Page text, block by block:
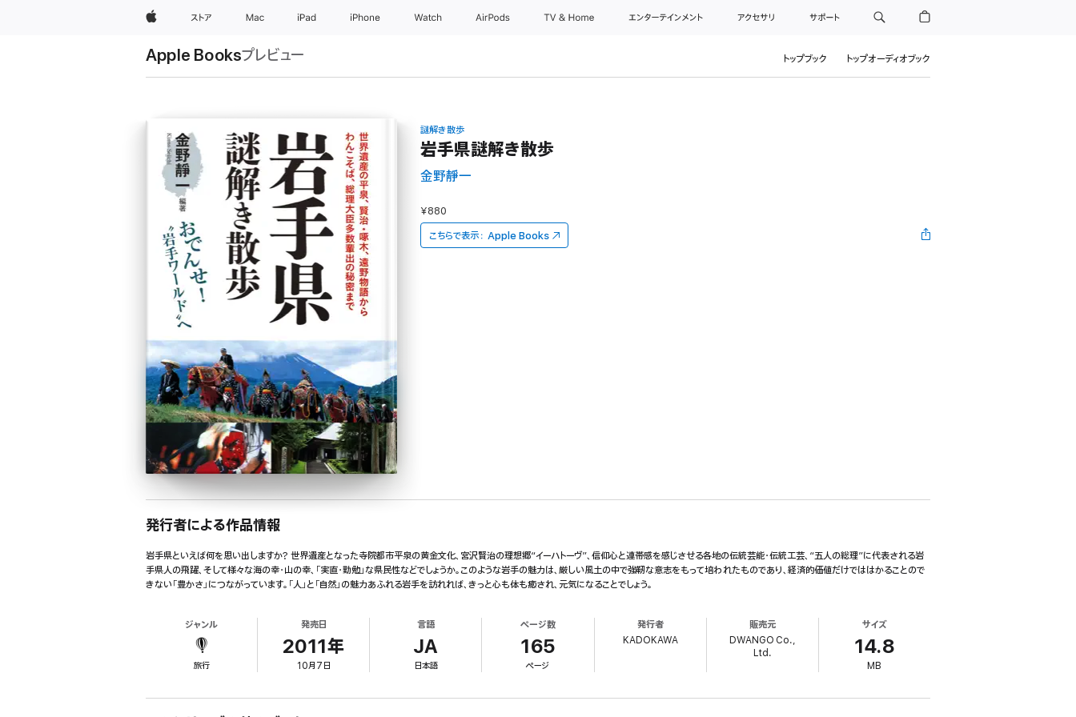
Appleストア Mac iPad iPhone Watch AirPods TV & Home エンターテインメント アクセサリ サポート
Apple Booksプレビュー トップブック トップオーディオブック
謎解き散歩
岩手県謎解き散歩
金野靜一
¥880
こちらで表示： Apple Books
発行者による作品情報
岩手県といえば何を思い出しますか? 世界遺産となった寺院都市平泉の黄金文化、宮沢賢治の理想郷“イーハトーヴ”、信仰心と連帯感を感じさせる各地の伝統芸能・伝統工芸、“五人の総理”に代表される岩
手県人の飛躍、そして様々な海の幸・山の幸、「実直・勤勉」な県民性などでしょうか。このような岩手の魅力は、厳しい風土の中で強靭な意志をもって培われたものであり、経済的価値だけでははかることので
きない「豊かさ」につながっています。「人」と「自然」の魅力あふれる岩手を訪れれば、きっと心も体も癒され、元気になることでしょう。
ジャンル
旅行
発売日
2011年
10月7日
言語
JA
日本語
ページ数
165
ページ
発行者
KADOKAWA
販売元
DWANGO Co.,
Ltd.
サイズ
14.8
MB